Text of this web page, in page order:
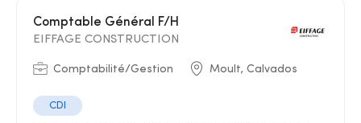
Comptable Général F/H
EIFFAGE CONSTRUCTION
Comptabilité/Gestion Moult, Calvados
CDI